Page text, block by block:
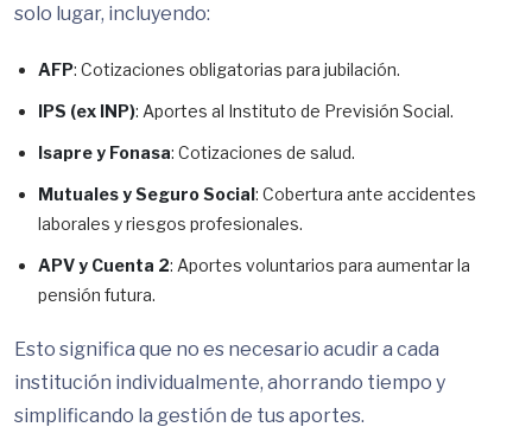
solo lugar, incluyendo:
AFP: Cotizaciones obligatorias para jubilación.
IPS (ex INP): Aportes al Instituto de Previsión Social.
Isapre y Fonasa: Cotizaciones de salud.
Mutuales y Seguro Social: Cobertura ante accidentes
laborales y riesgos profesionales.
APV y Cuenta 2: Aportes voluntarios para aumentar la
pensión futura.
Esto significa que no es necesario acudir a cada
institución individualmente, ahorrando tiempo y
simplificando la gestión de tus aportes.